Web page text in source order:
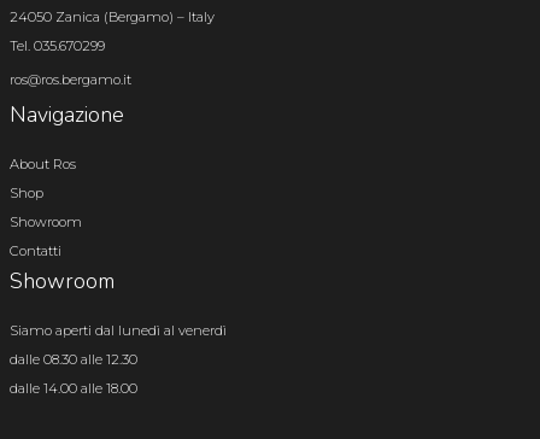
24050 Zanica (Bergamo) – Italy
Tel. 035.670299
ros@ros.bergamo.it
Navigazione
About Ros
Shop
Showroom
Contatti
Showroom
Siamo aperti dal lunedì al venerdì
dalle 08.30 alle 12.30
dalle 14.00 alle 18.00